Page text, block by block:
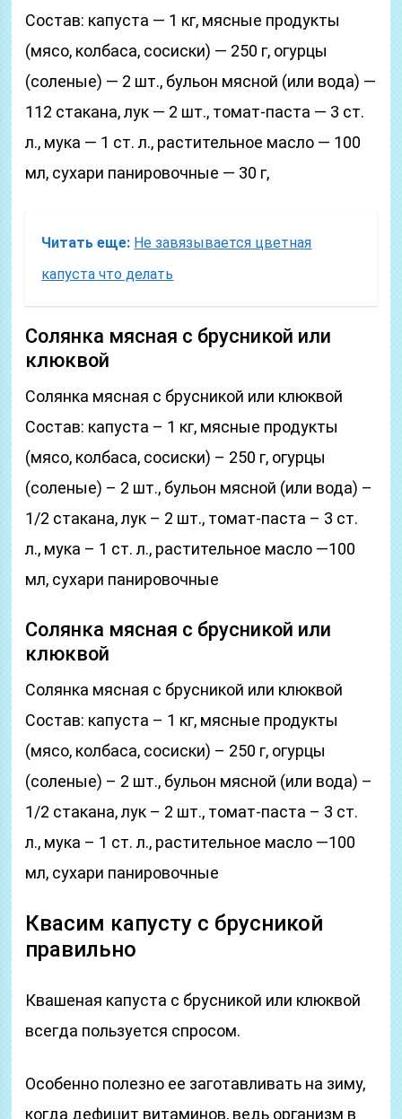
Состав: капуста — 1 кг, мясные продукты
(мясо, колбаса, сосиски) — 250 г, огурцы
(соленые) — 2 шт., бульон мясной (или вода) —
112 стакана, лук — 2 шт., томат-паста — 3 ст.
л., мука — 1 ст. л., растительное масло — 100
мл, сухари панировочные — 30 г,
Читать еще: Не завязывается цветная
капуста что делать
Солянка мясная с брусникой или
клюквой
Солянка мясная с брусникой или клюквой
Состав: капуста – 1 кг, мясные продукты
(мясо, колбаса, сосиски) – 250 г, огурцы
(соленые) – 2 шт., бульон мясной (или вода) –
1/2 стакана, лук – 2 шт., томат-паста – 3 ст.
л., мука – 1 ст. л., растительное масло —100
мл, сухари панировочные
Солянка мясная с брусникой или
клюквой
Солянка мясная с брусникой или клюквой
Состав: капуста – 1 кг, мясные продукты
(мясо, колбаса, сосиски) – 250 г, огурцы
(соленые) – 2 шт., бульон мясной (или вода) –
1/2 стакана, лук – 2 шт., томат-паста – 3 ст.
л., мука – 1 ст. л., растительное масло —100
мл, сухари панировочные
Квасим капусту с брусникой
правильно
Квашеная капуста с брусникой или клюквой
всегда пользуется спросом.
Особенно полезно ее заготавливать на зиму,
когда дефицит витаминов, ведь организм в